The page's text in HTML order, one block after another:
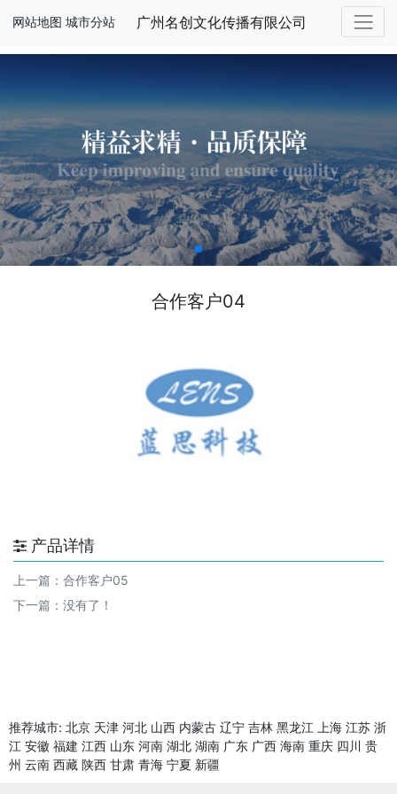
网站地图 城市分站 广州名创文化传播有限公司
合作客户04
产品详情
上一篇： 合作客户05
下一篇：没有了！
推荐城市: 北京 天津 河北 山西 内蒙古 辽宁 吉林 黑龙江 上海 江苏 浙
江 安徽 福建 江西 山东 河南 湖北 湖南 广东 广西 海南 重庆 四川 贵
州 云南 西藏 陕西 甘肃 青海 宁夏 新疆